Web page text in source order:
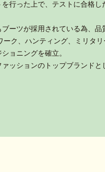
行った上で、テストに合格し
ーツが採用されている為、品
ク、ハンティング、ミリタリ
ョニングを確立。
ッションのトップブランドと